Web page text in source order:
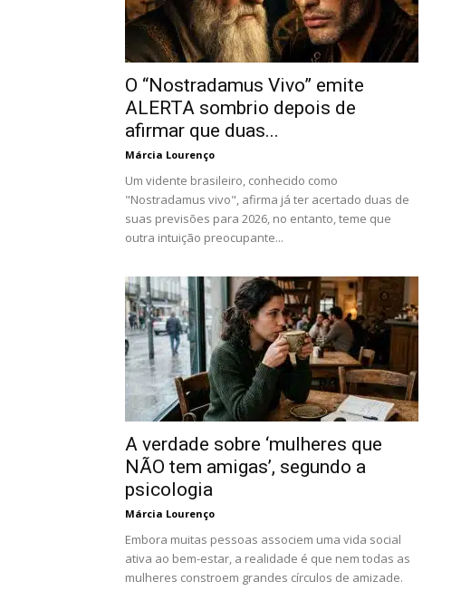
O “Nostradamus Vivo” emite
ALERTA sombrio depois de
afirmar que duas...
Márcia Lourenço
Um vidente brasileiro, conhecido como
"Nostradamus vivo", afirma já ter acertado duas de
suas previsões para 2026, no entanto, teme que
outra intuição preocupante...
A verdade sobre ‘mulheres que
NÃO tem amigas’, segundo a
psicologia
Márcia Lourenço
Embora muitas pessoas associem uma vida social
ativa ao bem-estar, a realidade é que nem todas as
mulheres constroem grandes círculos de amizade.